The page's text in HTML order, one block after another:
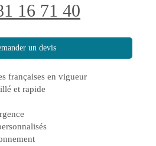
16 71 40
un devis
françaises en vigueur
et rapide